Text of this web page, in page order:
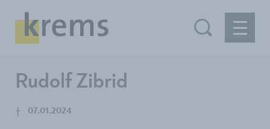
Rudolf Zibrid
† 07.01.2024